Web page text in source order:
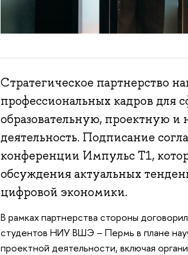
Стратегическое партнерство
профессиональных кадров для
образовательную, проектную и
деятельность. Подписание
конференции Импульс Т1,
обсуждения актуальных
цифровой экономики.
В рамках партнерства стороны
студентов НИУ ВШЭ – Пермь в плане
проектной деятельности, включая